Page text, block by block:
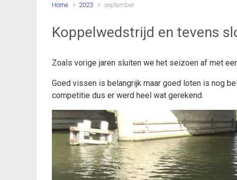
Home 2023 september
Koppelwedstrijd en tevens
Zoals vorige jaren sluiten we het seizoen af met
Goed vissen is belangrijk maar goed loten is nog
competitie dus er werd heel wat gerekend.